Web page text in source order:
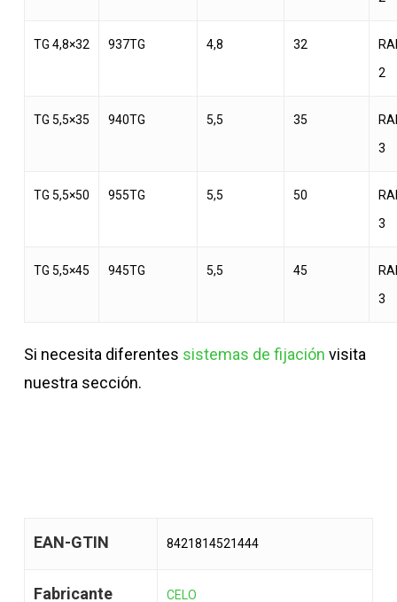
TG 4,8×32 937TG 4,8 32
2
TG 5,5×35 940TG 5,5 35
3
TG 5,5×50 955TG 5,5 50
3
TG 5,5×45 945TG 5,5 45
3
Si necesita diferentes sistemas de fijación visita
nuestra sección.
EAN-GTIN 8421814521444
Fabricante CELO